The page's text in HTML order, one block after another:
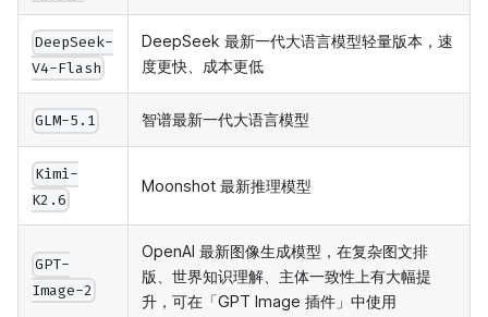
DeepSeek-
V4-Flash
DeepSeek 最新一代大语言模型轻量版本，速
度更快、成本更低
GLM-5.1 智谱最新一代大语言模型
Kimi-
K2.6
Moonshot 最新推理模型
GPT-
Image-2
OpenAI 最新图像生成模型，在复杂图文排
版、世界知识理解、主体一致性上有大幅提
升，可在「GPT Image 插件」中使用